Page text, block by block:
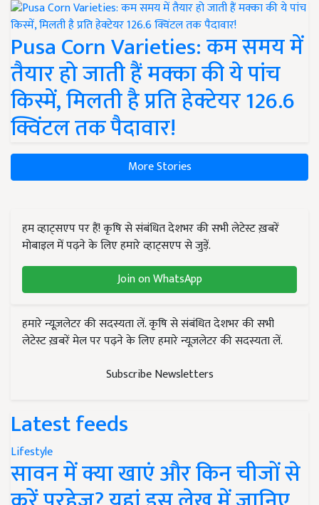
Pusa Corn Varieties: कम समय में
तैयार हो जाती हैं मक्का की ये पांच
किस्में, मिलती है प्रति हेक्टेयर 126.6
क्विंटल तक पैदावार!
More Stories
हम व्हाट्सएप पर हैं! कृषि से संबंधित देशभर की सभी लेटेस्ट ख़बरें
मोबाइल में पढ़ने के लिए हमारे व्हाट्सएप से जुड़ें.
Join on WhatsApp
हमारे न्यूज़लेटर की सदस्यता लें. कृषि से संबंधित देशभर की सभी
लेटेस्ट ख़बरें मेल पर पढ़ने के लिए हमारे न्यूज़लेटर की सदस्यता लें.
Subscribe Newsletters
Latest feeds
Lifestyle
सावन में क्या खाएं और किन चीजों से